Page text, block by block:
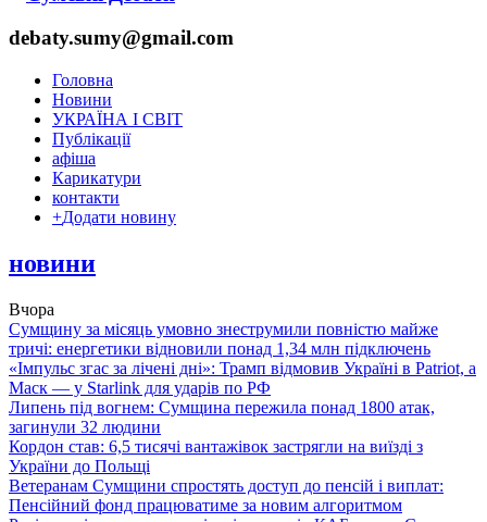
debaty.sumy@gmail.com
Головна
Новини
УКРАЇНА І СВІТ
Публікації
афіша
Карикатури
контакти
+Додати новину
новини
Вчора
Сумщину за місяць умовно знеструмили повністю майже
тричі: енергетики відновили понад 1,34 млн підключень
«Імпульс згас за лічені дні»: Трамп відмовив Україні в Patriot, а
Маск — у Starlink для ударів по РФ
Липень під вогнем: Сумщина пережила понад 1800 атак,
загинули 32 людини
Кордон став: 6,5 тисячі вантажівок застрягли на виїзді з
України до Польщі
Ветеранам Сумщини спростять доступ до пенсій і виплат:
Пенсійний фонд працюватиме за новим алгоритмом